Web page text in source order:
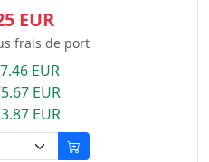
EUR
frais de port
EUR
EUR
EUR